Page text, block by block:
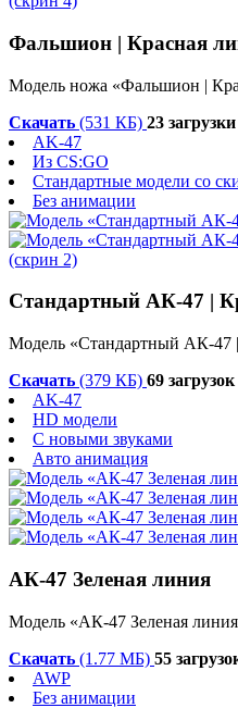
Фальшион | Красная
Модель ножа «Фальшион |
Скачать (531 КБ) 23 загрузки
AK-47
Из CS:GO
Стандартные модели со
Без анимации
Стандартный АК-47 |
Модель «Стандартный АК-47
Скачать (379 КБ) 69 загрузок
AK-47
HD модели
С новыми звуками
Авто анимация
АК-47 Зеленая линия
Модель «АК-47 Зеленая
Скачать (1.77 МБ) 55
AWP
Без анимации